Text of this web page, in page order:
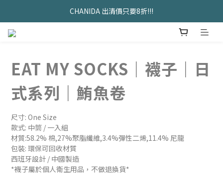
久坐神器>>坐&靠墊組合只要$1488
CHANIDA 出清價只要8折!!!
EAT MY SOCKS｜襪子｜日
式系列｜鮪魚卷
尺寸: One Size
款式: 中筒 / 一入組
材質:58.2% 棉,27%聚脂纖維,3.4%彈性二烯,11.4% 尼龍
包裝: 環保可回收材質
西班牙設計 / 中國製造
*襪子屬於個人衛生用品，不做退換貨*